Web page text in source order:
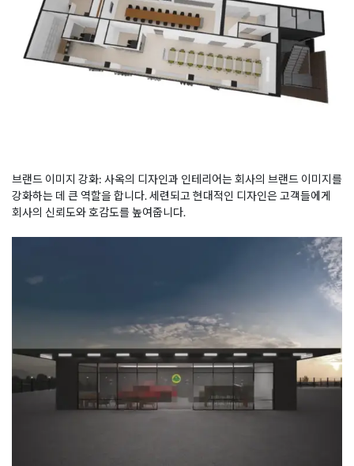
브랜드 이미지 강화: 사옥의 디자인과 인테리어는 회사의 브랜드 이미지를
강화하는 데 큰 역할을 합니다. 세련되고 현대적인 디자인은 고객들에게
회사의 신뢰도와 호감도를 높여줍니다.